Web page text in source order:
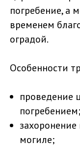
погребение, а
временем
оградой.
Особенности
проведение
погребением;
могиле;